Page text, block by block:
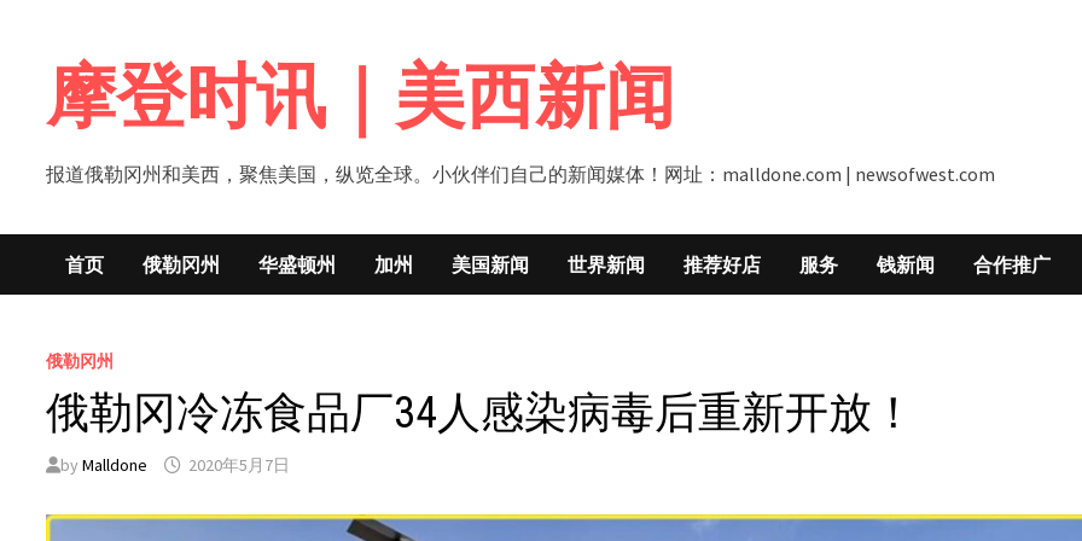
content摩登时讯｜美西新闻
报道俄勒冈州和美西，聚焦美国，纵览全球。小伙伴们自己的新闻媒体！网址：malldone.com | newsofwest.com
首页 俄勒冈州 华盛顿州 加州 美国新闻 世界新闻 推荐好店 服务 钱新闻 合作推广
俄勒冈州
俄勒冈冷冻食品厂34人感染病毒后重新开放！
byMalldone 2020年5月7日